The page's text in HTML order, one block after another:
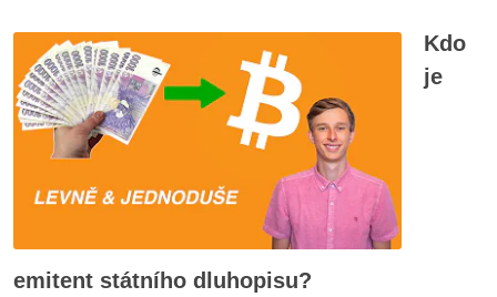
Kdo
je
emitent státního dluhopisu?